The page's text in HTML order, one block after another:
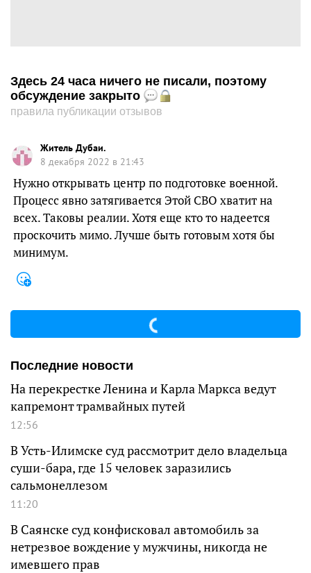
Здесь 24 часа ничего не писали, поэтому
обсуждение закрыто
правила публикации отзывов
Житель Дубаи.
8 декабря 2022 в 21:43
Нужно открывать центр по подготовке военной.
Процесс явно затягивается Этой СВО хватит на
всех. Таковы реалии. Хотя еще кто то надеется
проскочить мимо. Лучше быть готовым хотя бы
минимум.
Последние новости
На перекрестке Ленина и Карла Маркса ведут
капремонт трамвайных путей
12:56
В Усть-Илимске суд рассмотрит дело владельца
суши-бара, где 15 человек заразились
сальмонеллезом
11:20
В Саянске суд конфисковал автомобиль за
нетрезвое вождение у мужчины, никогда не
имевшего прав